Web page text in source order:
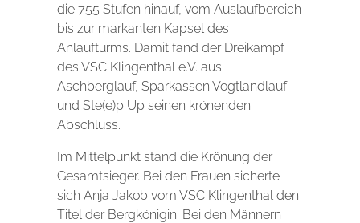
die 755 Stufen hinauf, vom Auslaufbereich
bis zur markanten Kapsel des
Anlaufturms. Damit fand der Dreikampf
des VSC Klingenthal e.V. aus
Aschberglauf, Sparkassen Vogtlandlauf
und Ste(e)p Up seinen krönenden
Abschluss.
Im Mittelpunkt stand die Krönung der
Gesamtsieger. Bei den Frauen sicherte
sich Anja Jakob vom VSC Klingenthal den
Titel der Bergkönigin. Bei den Männern